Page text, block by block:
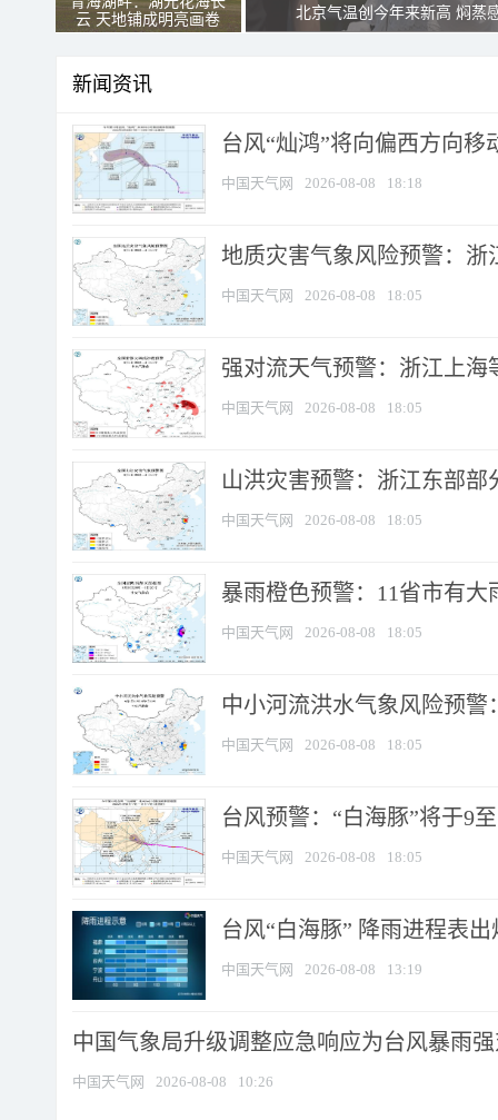
云 天地铺成明亮画卷
北京气温创今年来新高 焖蒸
新闻资讯
台风“灿鸿”将向偏西方向移
中国天气网 2026-08-08 18:18
地质灾害气象风险预警：
中国天气网 2026-08-08 18:05
强对流天气预警：浙江上海
中国天气网 2026-08-08 18:05
山洪灾害预警：浙江东部
中国天气网 2026-08-08 18:05
暴雨橙色预警：11省市有
中国天气网 2026-08-08 18:05
中小河流洪水气象风险预
中国天气网 2026-08-08 18:05
台风预警：“白海豚”将于9
中国天气网 2026-08-08 18:05
台风“白海豚” 降雨进程表
中国天气网 2026-08-08 13:19
中国气象局升级调整应急响应为台风暴雨
中国天气网 2026-08-08 10:26